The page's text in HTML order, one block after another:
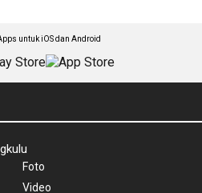
untuk iOS dan Android
Foto
Video